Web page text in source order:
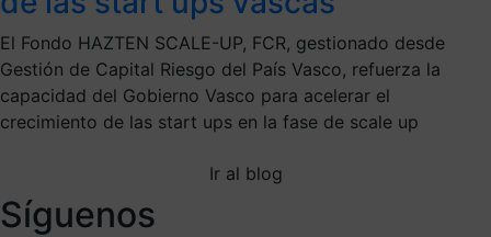
El Fondo HAZTEN SCALE-UP, FCR, gestionado desde
Gestión de Capital Riesgo del País Vasco, refuerza la
capacidad del Gobierno Vasco para acelerar el
crecimiento de las start ups en la fase de scale up
Ir al blog
Síguenos